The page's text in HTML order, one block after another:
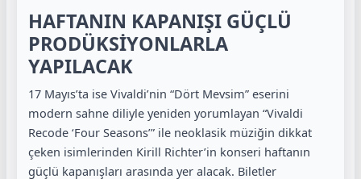
HAFTANIN KAPANIŞI GÜÇLÜ
PRODÜKSİYONLARLA
YAPILACAK
17 Mayıs’ta ise Vivaldi’nin “Dört Mevsim” eserini
modern sahne diliyle yeniden yorumlayan “Vivaldi
Recode ‘Four Seasons’” ile neoklasik müziğin dikkat
çeken isimlerinden Kirill Richter’in konseri haftanın
güçlü kapanışları arasında yer alacak. Biletler